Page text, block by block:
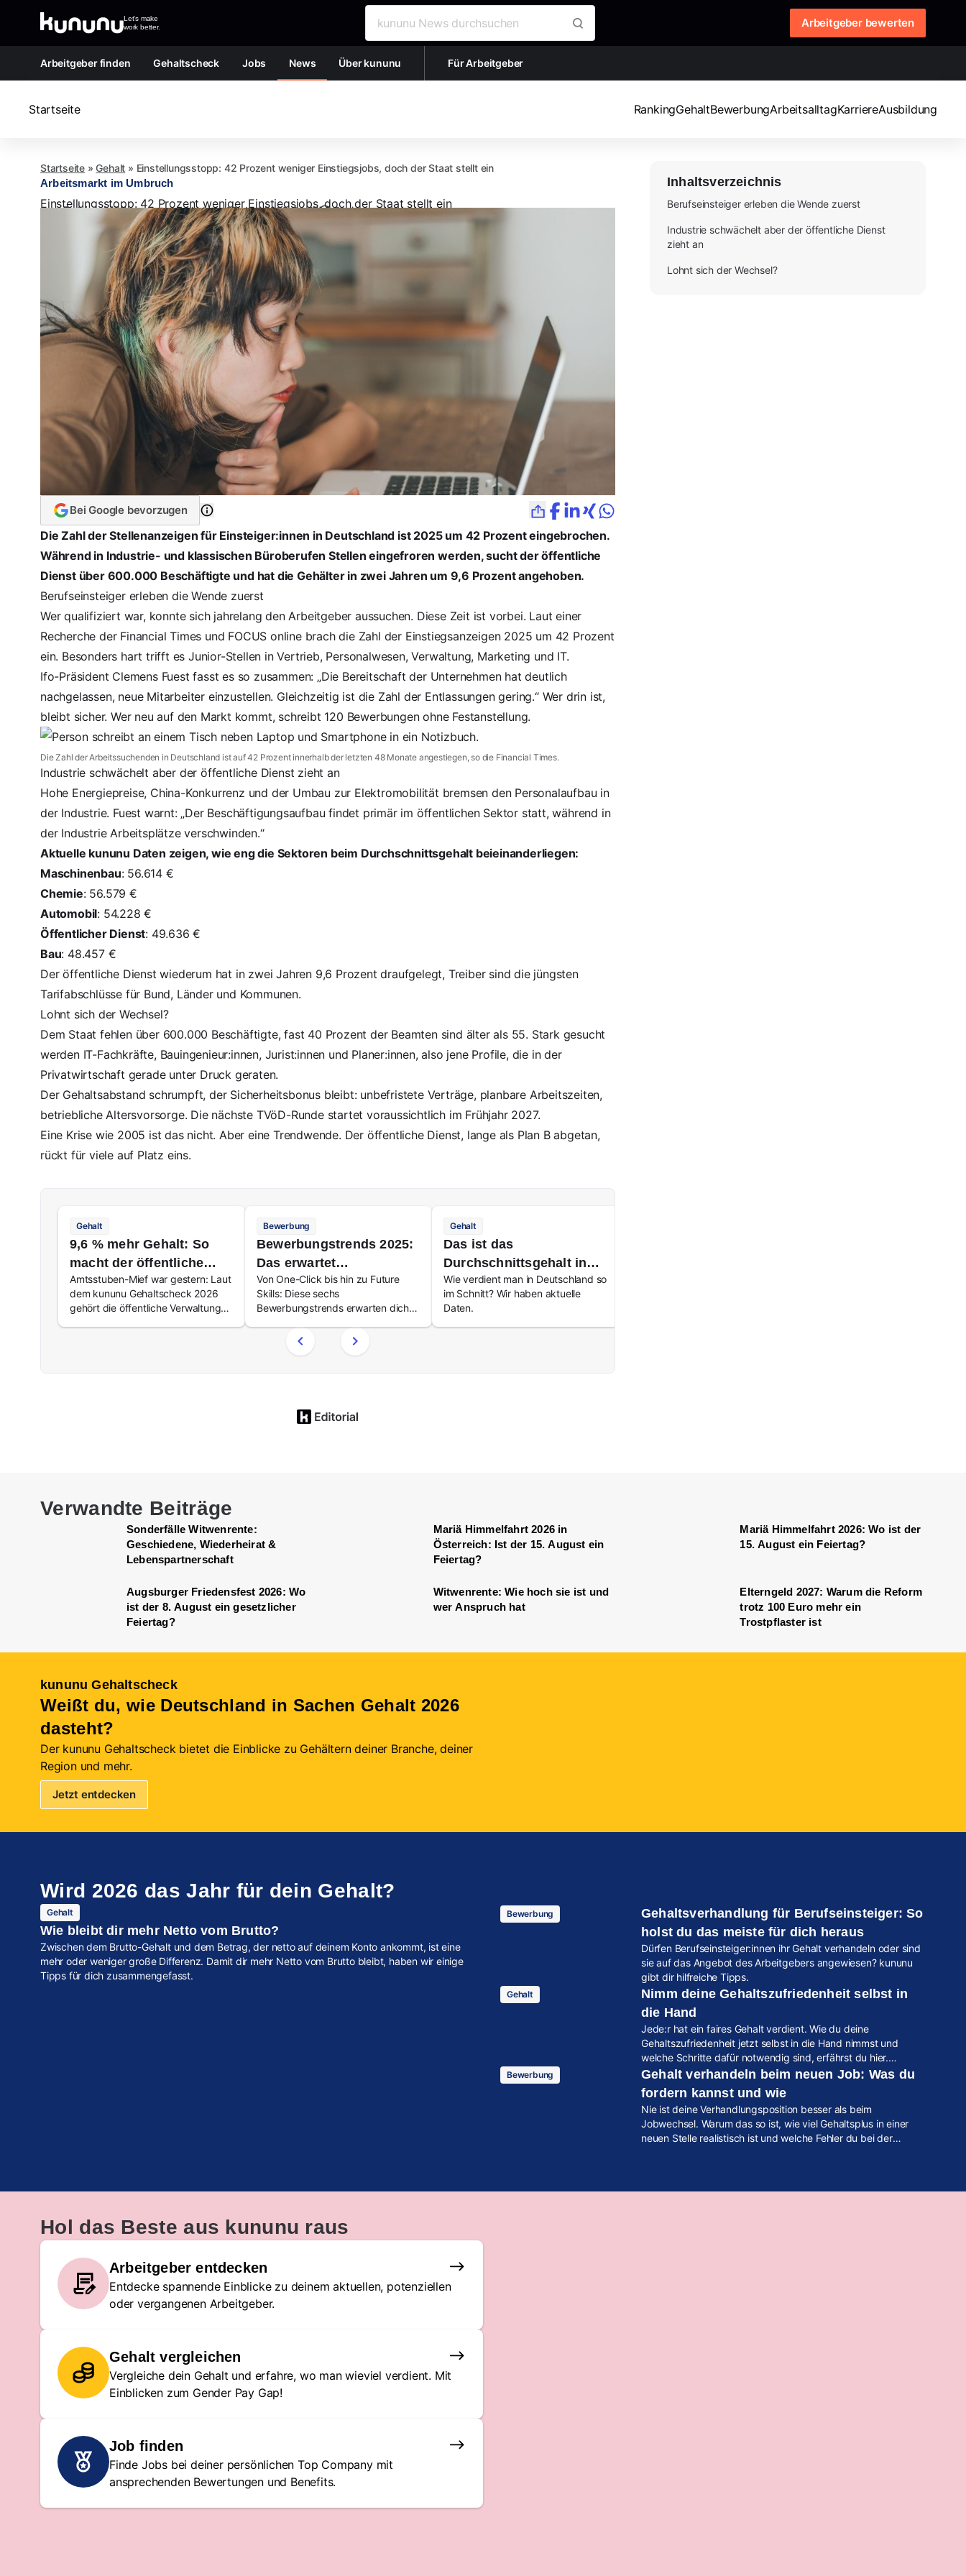
Let's make
work better.
Arbeitgeber bewerten
Arbeitgeber finden Gehaltscheck Jobs News Über kununu Für Arbeitgeber
Startseite RankingGehaltBewerbungArbeitsalltagKarriereAusbildung
Startseite »Gehalt » Einstellungsstopp: 42 Prozent weniger Einstiegsjobs, doch der Staat stellt ein
Arbeitsmarkt im Umbruch
Einstellungsstopp: 42 Prozent weniger Einstiegsjobs, doch der Staat stellt ein
vonPatrick Möller Letztes Update:15. Juni 2026, 14:27 2 min
Bei Google bevorzugen
Die Zahl der Stellenanzeigen für Einsteiger:innen in Deutschland ist 2025 um 42 Prozent eingebrochen.
Während in Industrie- und klassischen Büroberufen Stellen eingefroren werden, sucht der öffentliche
Dienst über 600.000 Beschäftigte und hat die Gehälter in zwei Jahren um 9,6 Prozent angehoben.
Berufseinsteiger erleben die Wende zuerst
Wer qualifiziert war, konnte sich jahrelang den Arbeitgeber aussuchen. Diese Zeit ist vorbei. Laut einer
Recherche der Financial Times und FOCUS onlinebrach die Zahl der Einstiegsanzeigen 2025 um 42 Prozent
ein. Besonders hart trifft es Junior-Stellen in Vertrieb, Personalwesen, Verwaltung, Marketing und IT.
Ifo-Präsident Clemens Fuest fasst es so zusammen: „Die Bereitschaft der Unternehmen hat deutlich
nachgelassen, neue Mitarbeiter einzustellen. Gleichzeitig ist die Zahl der Entlassungen gering.“ Wer drin ist,
bleibt sicher. Wer neu auf den Markt kommt, schreibt 120 Bewerbungen ohne Festanstellung.
Die Zahl der Arbeitssuchenden in Deutschland ist auf42 Prozent innerhalb der letzten 48 Monate angestiegen, so die Financial Times.
Industrie schwächelt aber der öffentliche Dienst zieht an
Hohe Energiepreise, China-Konkurrenz und der Umbau zur Elektromobilität bremsen den Personalaufbau in
der Industrie. Fuest warnt: „Der Beschäftigungsaufbau findet primär im öffentlichen Sektor statt, während in
der Industrie Arbeitsplätze verschwinden.“
Aktuelle kununu Daten zeigen, wie eng die Sektoren beim Durchschnittsgehalt beieinanderliegen:
Maschinenbau: 56.614 €
Chemie: 56.579 €
Automobil: 54.228 €
Öffentlicher Dienst: 49.636 €
Bau: 48.457 €
Der öffentliche Dienst wiederum hat in zwei Jahren 9,6 Prozent draufgelegt, Treiber sind die jüngsten
Tarifabschlüsse für Bund, Länder und Kommunen.
Lohnt sich der Wechsel?
Dem Staat fehlen über 600.000 Beschäftigte, fast 40 Prozent der Beamten sind älter als 55. Stark gesucht
werden IT-Fachkräfte, Bauingenieur:innen, Jurist:innen und Planer:innen, also jene Profile, die in der
Privatwirtschaft gerade unter Druck geraten.
Der Gehaltsabstand schrumpft, der Sicherheitsbonus bleibt: unbefristete Verträge, planbare Arbeitszeiten,
betriebliche Altersvorsorge. Die nächste TVöD-Runde startet voraussichtlich im Frühjahr 2027.
Eine Krise wie 2005 ist das nicht. Aber eine Trendwende. Der öffentliche Dienst, lange als Plan B abgetan,
rückt für viele auf Platz eins.
Gehalt
9,6 % mehr Gehalt: So
macht der öffentliche
Dienst alle neidisch
Amtsstuben-Mief war gestern: Laut
dem kununu Gehaltscheck 2026
gehört die öffentliche Verwaltung
Bewerbung
Bewerbungstrends 2025:
Das erwartet
Jobsuchende am
Arbeitsmarkt
Von One-Click bis hin zu Future
Skills: Diese sechs
Bewerbungstrends erwarten dich
Gehalt
Das ist das
Durchschnittsgehalt in
Deutschland
Wie verdient man in Deutschland so
im Schnitt? Wir haben aktuelle
Daten.
Inhaltsverzeichnis
Berufseinsteiger erleben die Wende zuerst
Industrie schwächelt aber der öffentliche Dienst
zieht an
Lohnt sich der Wechsel?
Verwandte Beiträge
Sonderfälle Witwenrente:
Geschiedene, Wiederheirat &
Lebenspartnerschaft
Mariä Himmelfahrt 2026 in
Österreich: Ist der 15. August ein
Feiertag?
Mariä Himmelfahrt 2026: Wo ist der
15. August ein Feiertag?
Augsburger Friedensfest 2026: Wo
ist der 8. August ein gesetzlicher
Feiertag?
Witwenrente: Wie hoch sie ist und
wer Anspruch hat
Elterngeld 2027: Warum die Reform
trotz 100 Euro mehr ein
Trostpflaster ist
kununu Gehaltscheck
Weißt du, wie Deutschland in Sachen Gehalt 2026
dasteht?
Der kununu Gehaltscheck bietet die Einblicke zu Gehältern deiner Branche, deiner
Region und mehr.
Jetzt entdecken
Wird 2026 das Jahr für dein Gehalt?
Gehalt
Wie bleibt dir mehr Netto vom Brutto?
Zwischen dem Brutto-Gehalt und dem Betrag, der netto auf deinem Konto ankommt, ist eine
mehr oder weniger große Differenz. Damit dir mehr Netto vom Brutto bleibt, haben wir einige
Tipps für dich zusammengefasst.
Bewerbung
Gehaltsverhandlung für Berufseinsteiger: So
holst du das meiste für dich heraus
Dürfen Berufseinsteiger:innen ihr Gehalt verhandeln oder sind
sie auf das Angebot des Arbeitgebers angewiesen? kununu
gibt dir hilfreiche Tipps.
Gehalt
Nimm deine Gehaltszufriedenheit selbst in
die Hand
Jede:r hat ein faires Gehalt verdient. Wie du deine
Gehaltszufriedenheit jetzt selbst in die Hand nimmst und
welche Schritte dafür notwendig sind, erfährst du hier.
Außerdem stellen wir dir ein brandneues kununu Feature vor.
Bewerbung
Gehalt verhandeln beim neuen Job: Was du
fordern kannst und wie
Nie ist deine Verhandlungsposition besser als beim
Jobwechsel. Warum das so ist, wie viel Gehaltsplus in einer
neuen Stelle realistisch ist und welche Fehler du bei der
Hol das Beste aus kununu raus
Arbeitgeber entdecken
Entdecke spannende Einblicke zu deinem aktuellen, potenziellen
oder vergangenen Arbeitgeber.
Gehalt vergleichen
Vergleiche dein Gehalt und erfahre, wo man wieviel verdient. Mit
Einblicken zum Gender Pay Gap!
Job finden
Finde Jobs bei deiner persönlichen Top Company mit
ansprechenden Bewertungen und Benefits.